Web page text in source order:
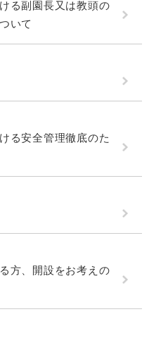
る副園長又は教頭の
いて
る安全管理徹底のた
方、開設をお考えの